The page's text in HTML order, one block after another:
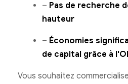
– Pas de recherche
hauteur
– Économies
de capital grâce à
Vous souhaitez